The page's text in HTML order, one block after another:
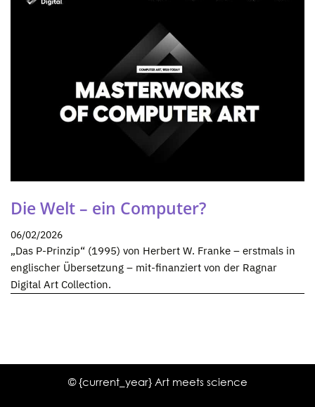
Die Welt – ein Computer?
06/02/2026
„Das P-Prinzip“ (1995) von Herbert W. Franke – erstmals in
englischer Übersetzung – mit-finanziert von der Ragnar
Digital Art Collection.
© {current_year} Art meets science